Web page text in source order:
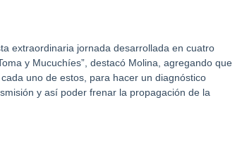
extraordinaria jornada desarrollada en cuatro
y Mucuchíes”, destacó Molina, agregando que
uno de estos, para hacer un diagnóstico
y así poder frenar la propagación de la